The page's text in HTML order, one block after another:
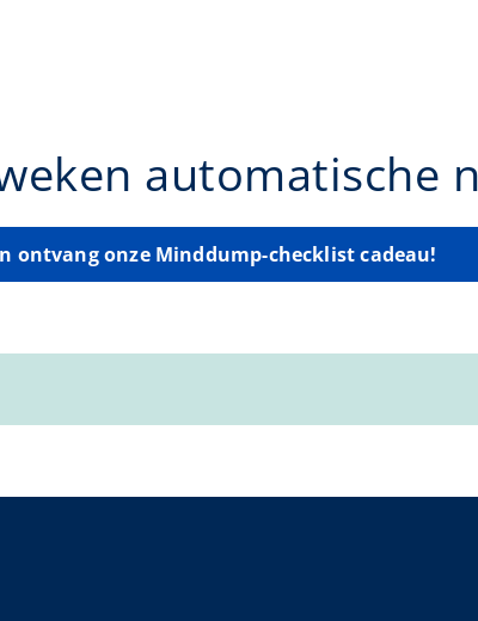
automatische
ontvang onze Minddump-checklist cadeau!